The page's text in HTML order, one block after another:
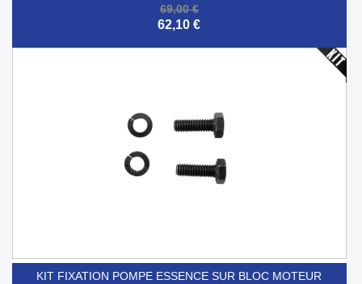
69,00 €
62,10 €
KIT FIXATION POMPE ESSENCE SUR BLOC MOTEUR